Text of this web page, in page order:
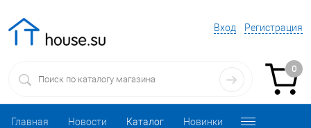
Вход Регистрация
0
Главная Новости Каталог Новинки